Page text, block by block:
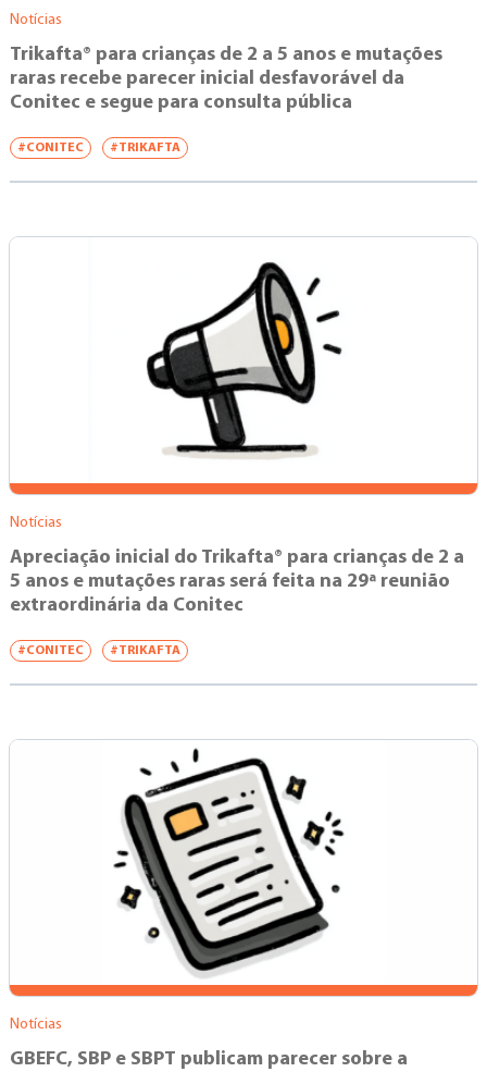
Notícias
Trikafta® para crianças de 2 a 5 anos e mutações
raras recebe parecer inicial desfavorável da
Conitec e segue para consulta pública
#CONITEC #TRIKAFTA
Notícias
Apreciação inicial do Trikafta® para crianças de 2 a
5 anos e mutações raras será feita na 29ª reunião
extraordinária da Conitec
#CONITEC #TRIKAFTA
Notícias
GBEFC, SBP e SBPT publicam parecer sobre a